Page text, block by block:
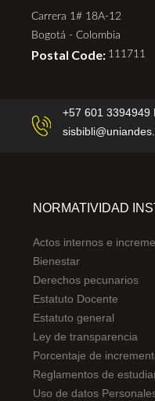
Carrera 1# 18A-12
Bogotá - Colombia
Postal Code: 111711
+57 601 3394949
NORMATIVIDAD
Actos internos e
Bienestar
Derechos pecunarios
Estatuto Docente
Estatuto general
Ley de transparencia
Porcentaje de
Reglamentos de
Uso de datos